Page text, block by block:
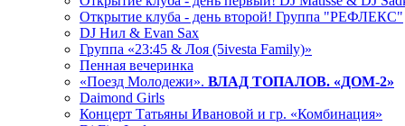
Открытие клуба - день второй! Группа "РЕФЛЕКС"
DJ Нил & Evan Sax
Группа «23:45 & Лоя (5ivesta Family)»
Пенная вечеринка
«Поезд Молодежи». ВЛАД ТОПАЛОВ. «ДОМ-2»
Daimond Girls
Концерт Татьяны Ивановой и гр. «Комбинация»